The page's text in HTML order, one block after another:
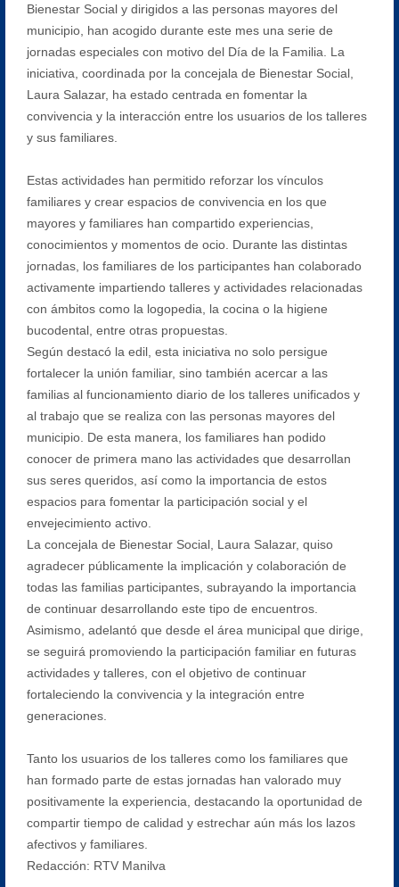
Bienestar Social y dirigidos a las personas mayores del
municipio, han acogido durante este mes una serie de
jornadas especiales con motivo del Día de la Familia. La
iniciativa, coordinada por la concejala de Bienestar Social,
Laura Salazar, ha estado centrada en fomentar la
convivencia y la interacción entre los usuarios de los talleres
y sus familiares.
Estas actividades han permitido reforzar los vínculos
familiares y crear espacios de convivencia en los que
mayores y familiares han compartido experiencias,
conocimientos y momentos de ocio. Durante las distintas
jornadas, los familiares de los participantes han colaborado
activamente impartiendo talleres y actividades relacionadas
con ámbitos como la logopedia, la cocina o la higiene
bucodental, entre otras propuestas.
Según destacó la edil, esta iniciativa no solo persigue
fortalecer la unión familiar, sino también acercar a las
familias al funcionamiento diario de los talleres unificados y
al trabajo que se realiza con las personas mayores del
municipio. De esta manera, los familiares han podido
conocer de primera mano las actividades que desarrollan
sus seres queridos, así como la importancia de estos
espacios para fomentar la participación social y el
envejecimiento activo.
La concejala de Bienestar Social, Laura Salazar, quiso
agradecer públicamente la implicación y colaboración de
todas las familias participantes, subrayando la importancia
de continuar desarrollando este tipo de encuentros.
Asimismo, adelantó que desde el área municipal que dirige,
se seguirá promoviendo la participación familiar en futuras
actividades y talleres, con el objetivo de continuar
fortaleciendo la convivencia y la integración entre
generaciones.
Tanto los usuarios de los talleres como los familiares que
han formado parte de estas jornadas han valorado muy
positivamente la experiencia, destacando la oportunidad de
compartir tiempo de calidad y estrechar aún más los lazos
afectivos y familiares.
Redacción: RTV Manilva